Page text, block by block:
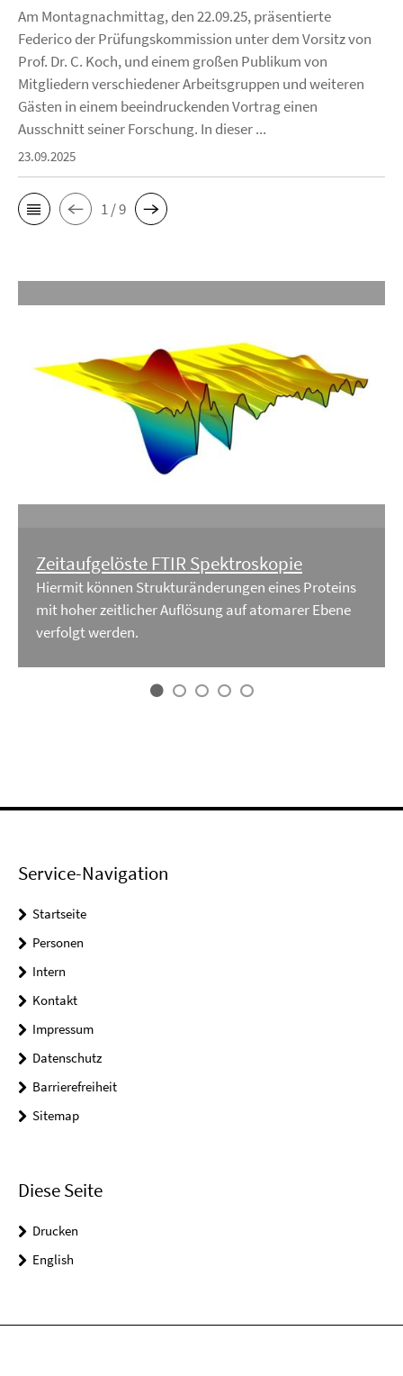
Am Montagnachmittag, den 22.09.25, präsentierte
Federico der Prüfungskommission unter dem Vorsitz von
Prof. Dr. C. Koch, und einem großen Publikum von
Mitgliedern verschiedener Arbeitsgruppen und weiteren
Gästen in einem beeindruckenden Vortrag einen
Ausschnitt seiner Forschung. In dieser ...
23.09.2025
1 / 9
Zeitaufgelöste FTIR Spektroskopie
Hiermit können Strukturänderungen eines Proteins
mit hoher zeitlicher Auflösung auf atomarer Ebene
verfolgt werden.
Service-Navigation
Startseite
Personen
Intern
Kontakt
Impressum
Datenschutz
Barrierefreiheit
Sitemap
Diese Seite
Drucken
English